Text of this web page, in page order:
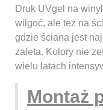
Druk UVgel na
wilgoć, ale też na
gdzie ściana jest
zaleta. Kolory nie
wielu latach
Montaż